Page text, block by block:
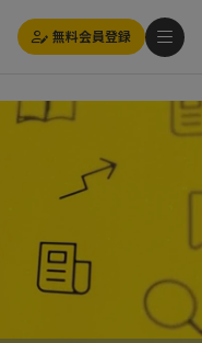
無料会員登録